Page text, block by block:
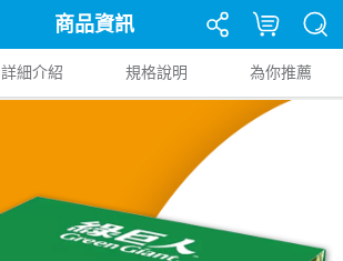
商品資訊
詳細介紹 規格說明 為你推薦